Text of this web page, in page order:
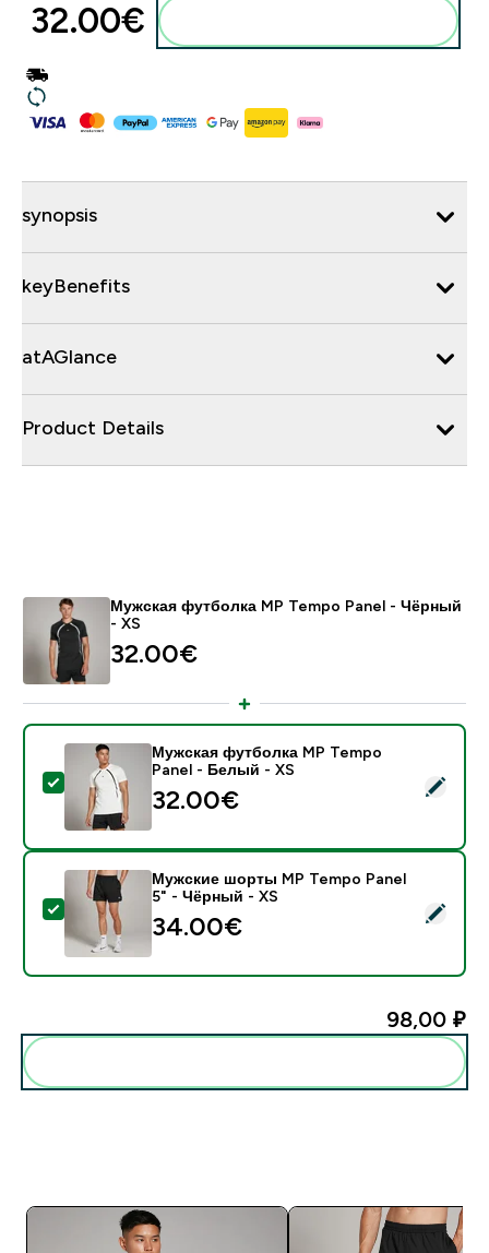
32.00€‎
synopsis
keyBenefits
atAGlance
Product Details
Мужская футболка MP Tempo Panel - Чёрный
- XS
32.00€‎
- Мужская футболка MP Tempo Panel - Белый - XS
Мужская футболка MP Tempo
Panel - Белый - XS
32.00€‎
- Мужские шорты MP Tempo Panel 5" - Чёрный - XS
Мужские шорты MP Tempo Panel
5" - Чёрный - XS
34.00€‎
98,00 ₽‎